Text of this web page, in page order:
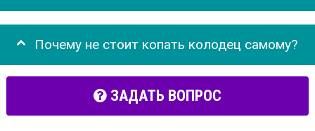
Почему не стоит копать колодец самому?
ЗАДАТЬ ВОПРОС